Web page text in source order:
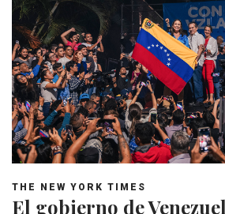
THE NEW YORK TIMES
El gobierno de